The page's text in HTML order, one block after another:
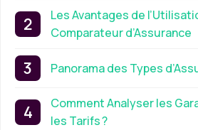
Les Avantages de
Comparateur d’Assurance
Panorama des Types
Comment Analyser les
les Tarifs ?